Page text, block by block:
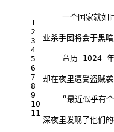
1
2
3
4
5
6
7
8
9
10
11
一个国家就如
业杀手团将会于黑
帝历 1024 年
却在夜里遭受盗贼
“最近似乎有个
深夜里发现了他们